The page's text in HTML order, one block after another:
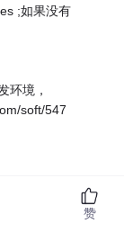
;如果没有
环境，
soft/547
赞